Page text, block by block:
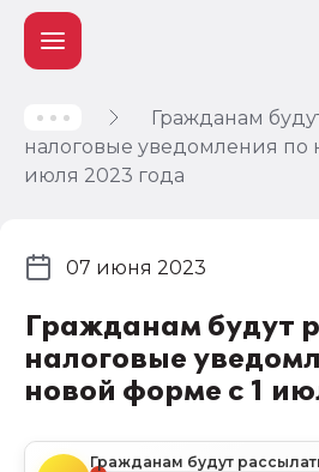
Гражданам
налоговые уведомления по
июля 2023 года
Гражданам будут
налоговые
новой форме с 1
07 июня 2023
Учет и
налогообложение